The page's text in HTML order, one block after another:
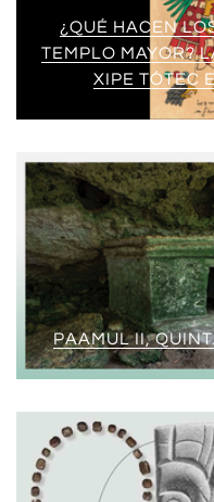
¿QUÉ HACEN
TEMPLO MAYOR?
XIPE TÓTEC
PAAMUL II,